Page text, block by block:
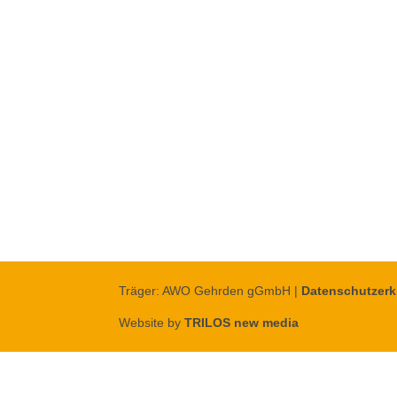
Träger: AWO Gehrden gGmbH |
Website byTRILOS new media